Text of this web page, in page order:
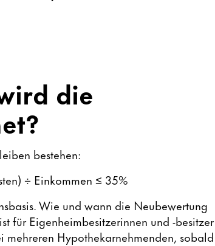
die
bestehen:
÷ Einkommen ≤ 35%
Wie und wann die Neubewertung
für Eigenheimbesitzerinnen und -besitzer
Hypothekarnehmenden, sobald